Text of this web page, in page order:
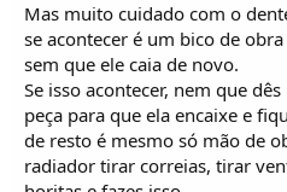
Mas muito cuidado com o
se acontecer é um bico de
sem que ele caia de novo.
Se isso acontecer, nem que
peça para que ela encaixe e
de resto é mesmo só mão de
radiador tirar correias, tirar